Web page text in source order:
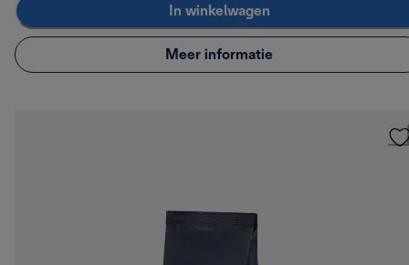
In winkelwagen
Meer informatie